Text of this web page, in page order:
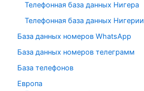
Телефонная база данных Нигера
Телефонная база данных Нигерии
База данных номеров WhatsApp
База данных номеров телеграмм
База телефонов
Европа